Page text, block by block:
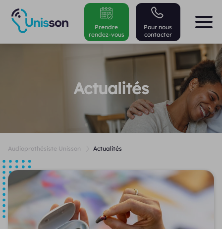
Pour nous
contacter
Prendre
rendez-vous
Actualités
Audioprothésiste Unisson Actualités